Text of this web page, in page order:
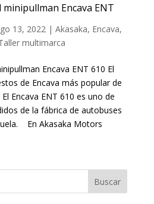
minipullman Encava ENT
13, 2022 | Akasaka, Encava,
multimarca
Encava ENT 610 El
de Encava más popular de
Encava ENT 610 es uno de
de la fábrica de autobuses
En Akasaka Motors